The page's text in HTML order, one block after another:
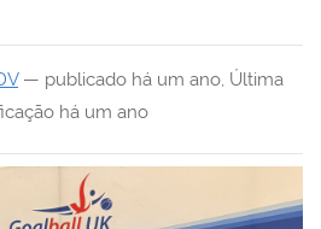
— publicado há um ano, Última
há um ano